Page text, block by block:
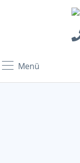
Menü